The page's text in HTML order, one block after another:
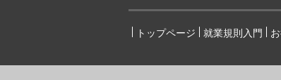
トップページ 就業規則入門